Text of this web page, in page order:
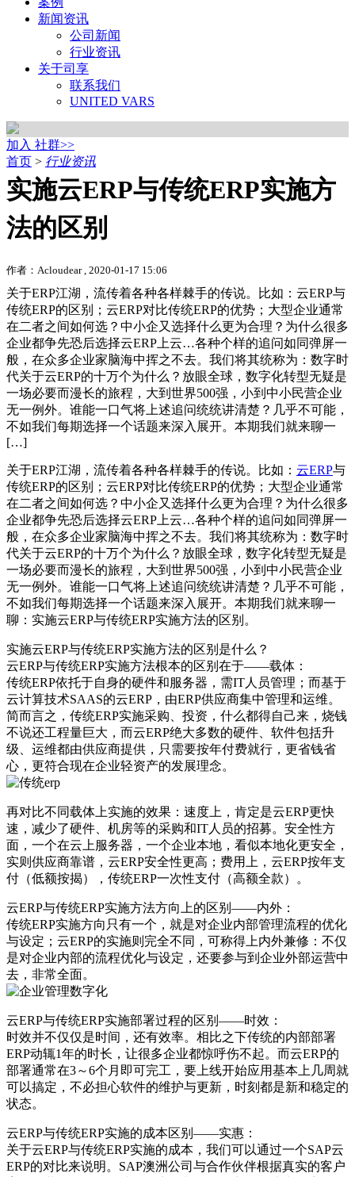
新闻资讯
公司新闻
行业资讯
关于司享
联系我们
UNITED VARS
加入 社群>>
首页 > 行业资讯
实施云ERP与传统ERP实施方
法的区别
作者：Acloudear , 2020-01-17 15:06
关于ERP江湖，流传着各种各样棘手的传说。比如：云ERP与
传统ERP的区别；云ERP对比传统ERP的优势；大型企业通常
在二者之间如何选？中小企又选择什么更为合理？为什么很多
企业都争先恐后选择云ERP上云…各种个样的追问如同弹屏一
般，在众多企业家脑海中挥之不去。我们将其统称为：数字时
代关于云ERP的十万个为什么？放眼全球，数字化转型无疑是
一场必要而漫长的旅程，大到世界500强，小到中小民营企业
无一例外。谁能一口气将上述追问统统讲清楚？几乎不可能，
不如我们每期选择一个话题来深入展开。本期我们就来聊一
[…]
关于ERP江湖，流传着各种各样棘手的传说。比如： 云ERP与
传统ERP的区别；云ERP对比传统ERP的优势；大型企业通常
在二者之间如何选？中小企又选择什么更为合理？为什么很多
企业都争先恐后选择云ERP上云…各种个样的追问如同弹屏一
般，在众多企业家脑海中挥之不去。我们将其统称为：数字时
代关于云ERP的十万个为什么？放眼全球，数字化转型无疑是
一场必要而漫长的旅程，大到世界500强，小到中小民营企业
无一例外。谁能一口气将上述追问统统讲清楚？几乎不可能，
不如我们每期选择一个话题来深入展开。本期我们就来聊一
聊：实施云ERP与传统ERP实施方法的区别。
实施云ERP与传统ERP实施方法的区别是什么？
云ERP与传统ERP实施方法根本的区别在于——载体：
传统ERP依托于自身的硬件和服务器，需IT人员管理；而基于
云计算技术SAAS的云ERP，由ERP供应商集中管理和运维。
简而言之，传统ERP实施采购、投资，什么都得自己来，烧钱
不说还工程量巨大，而云ERP绝大多数的硬件、软件包括升
级、运维都由供应商提供，只需要按年付费就行，更省钱省
心，更符合现在企业轻资产的发展理念。
再对比不同载体上实施的效果：速度上，肯定是云ERP更快
速，减少了硬件、机房等的采购和IT人员的招募。安全性方
面，一个在云上服务器，一个企业本地，看似本地化更安全，
实则供应商靠谱，云ERP安全性更高；费用上，云ERP按年支
付（低额按揭），传统ERP一次性支付（高额全款）。
云ERP与传统ERP实施方法方向上的区别——内外：
传统ERP实施方向只有一个，就是对企业内部管理流程的优化
与设定；云ERP的实施则完全不同，可称得上内外兼修：不仅
是对企业内部的流程优化与设定，还要参与到企业外部运营中
去，非常全面。
云ERP与传统ERP实施部署过程的区别——时效：
时效并不仅仅是时间，还有效率。相比之下传统的内部部署
ERP动辄1年的时长，让很多企业都惊呼伤不起。而云ERP的
部署通常在3～6个月即可完工，要上线开始应用基本上几周就
可以搞定，不必担心软件的维护与更新，时刻都是新和稳定的
状态。
云ERP与传统ERP实施的成本区别——实惠：
关于云ERP与传统ERP实施的成本，我们可以通过一个SAP云
ERP的对比来说明。SAP澳洲公司与合作伙伴根据真实的客户